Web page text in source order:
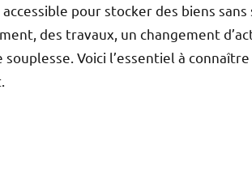
pour stocker des biens sans
des travaux, un changement
Voici l’essentiel à